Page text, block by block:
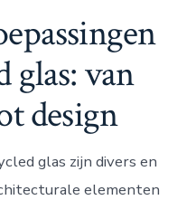
glas: van
design
glas zijn divers en
elementen